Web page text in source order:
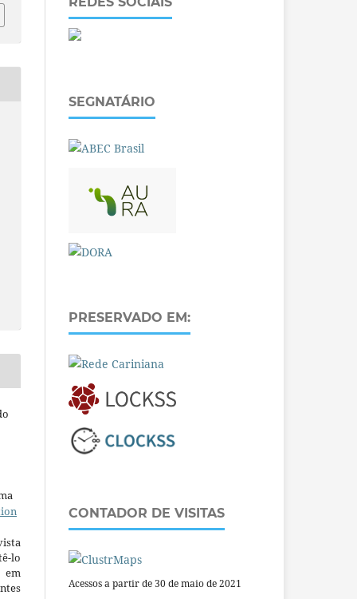
lo
em
SEGNATÁRIO
PRESERVADO EM:
CONTADOR DE VISITAS
Acessos a partir de 30 de maio de 2021